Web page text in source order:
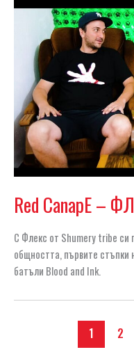
Red CanapE –
С Флекс от Shumery tribe си
общността, първите стъпки
батъли Blood and Ink.
1 2